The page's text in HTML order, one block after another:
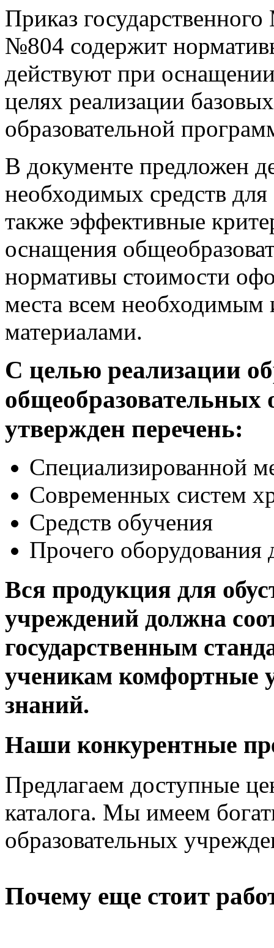
Приказ
№804 содержит
действуют при
целях реализации
образовательной
В документе предложен
необходимых средств
также эффективные
оснащения
нормативы стоимости
места всем
материалами.
С целью реализации
утвержден перечень:
Специализированной
Современных систем
Средств обучения
Прочего оборудования
Вся продукция для
учреждений должна
государственным
ученикам комфортные
знаний.
Наши конкурентные
Предлагаем доступные
каталога. Мы имеем
образовательных
Почему еще стоит